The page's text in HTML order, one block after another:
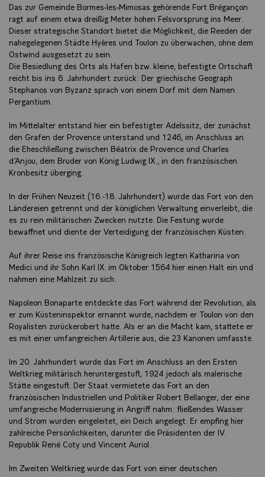
Das zur Gemeinde Bormes-les-Mimosas gehörende Fort Brégançon
ragt auf einem etwa dreißig Meter hohen Felsvorsprung ins Meer.
Dieser strategische Standort bietet die Möglichkeit, die Reeden der
nahegelegenen Städte Hyères und Toulon zu überwachen, ohne dem
Ostwind ausgesetzt zu sein.
Die Besiedlung des Orts als Hafen bzw. kleine, befestigte Ortschaft
reicht bis ins 6. Jahrhundert zurück: Der griechische Geograph
Stephanos von Byzanz sprach von einem Dorf mit dem Namen
Pergantium.
Im Mittelalter entstand hier ein befestigter Adelssitz, der zunächst
den Grafen der Provence unterstand und 1246, im Anschluss an
die Eheschließung zwischen Béatrix de Provence und Charles
d‘Anjou, dem Bruder von König Ludwig IX., in den französischen
Kronbesitz überging.
In der Frühen Neuzeit (16.-18. Jahrhundert) wurde das Fort von den
Ländereien getrennt und der königlichen Verwaltung einverleibt, die
es zu rein militärischen Zwecken nutzte. Die Festung wurde
bewaffnet und diente der Verteidigung der französischen Küsten.
Auf ihrer Reise ins französische Königreich legten Katharina von
Medici und ihr Sohn Karl IX. im Oktober 1564 hier einen Halt ein und
nahmen eine Mahlzeit zu sich.
Napoleon Bonaparte entdeckte das Fort während der Revolution, als
er zum Küsteninspektor ernannt wurde, nachdem er Toulon von den
Royalisten zurückerobert hatte. Als er an die Macht kam, stattete er
es mit einer umfangreichen Artillerie aus, die 23 Kanonen umfasste.
Im 20. Jahrhundert wurde das Fort im Anschluss an den Ersten
Weltkrieg militärisch heruntergestuft, 1924 jedoch als malerische
Stätte eingestuft. Der Staat vermietete das Fort an den
französischen Industriellen und Politiker Robert Bellanger, der eine
umfangreiche Modernisierung in Angriff nahm: fließendes Wasser
und Strom wurden eingeleitet, ein Deich angelegt. Er empfing hier
zahlreiche Persönlichkeiten, darunter die Präsidenten der IV.
Republik René Coty und Vincent Auriol.
Im Zweiten Weltkrieg wurde das Fort von einer deutschen